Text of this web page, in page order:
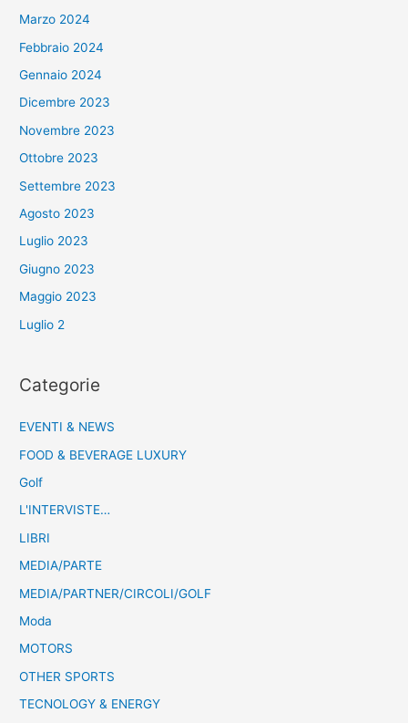
Marzo 2024
Febbraio 2024
Gennaio 2024
Dicembre 2023
Novembre 2023
Ottobre 2023
Settembre 2023
Agosto 2023
Luglio 2023
Giugno 2023
Maggio 2023
Luglio 2
Categorie
EVENTI & NEWS
FOOD & BEVERAGE LUXURY
Golf
L'INTERVISTE…
LIBRI
MEDIA/PARTE
MEDIA/PARTNER/CIRCOLI/GOLF
Moda
MOTORS
OTHER SPORTS
TECNOLOGY & ENERGY